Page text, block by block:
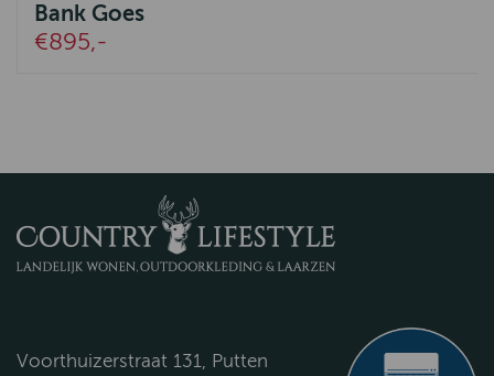
Bank Goes
€895,-
Voorthuizerstraat 131, Putten